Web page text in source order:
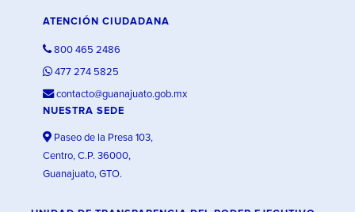
ATENCIÓN CIUDADANA
800 465 2486
477 274 5825
contacto@guanajuato.gob.mx
NUESTRA SEDE
Paseo de la Presa 103,
Centro, C.P. 36000,
Guanajuato, GTO.